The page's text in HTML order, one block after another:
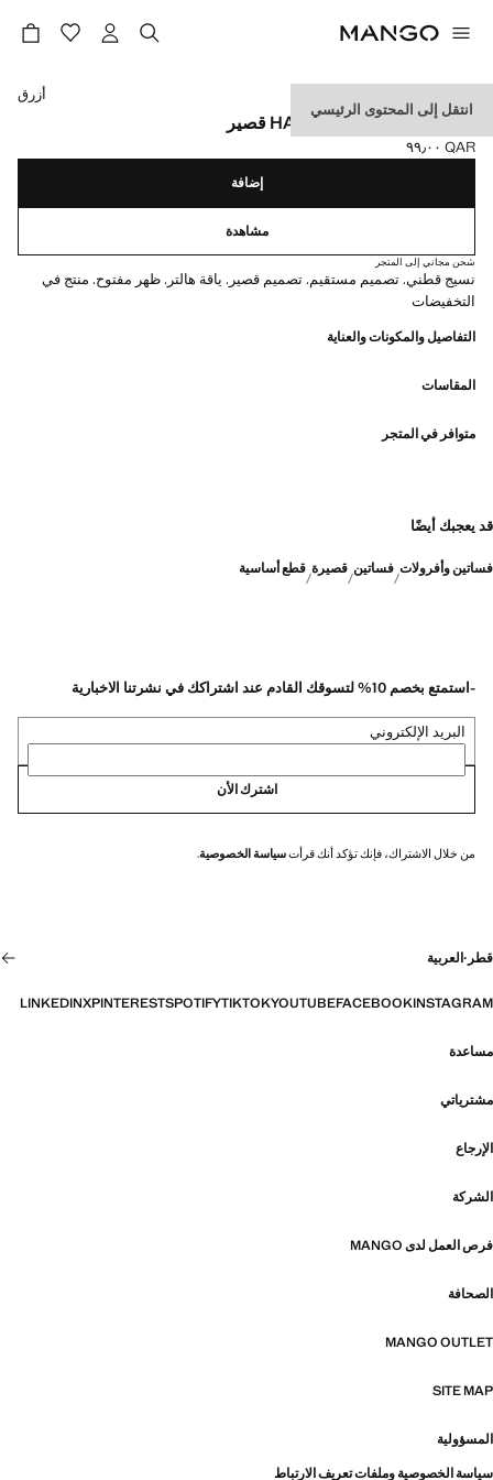
انتقل إلى المحتوى الرئيسي
فستان قصير برقبة HALTER قصير
السعر الحالي [QAR ٩٩٫٠٠ ]
QAR ٩٩٫٠٠
حدد اللون
أزرق
إضافة
مشاهدة
شحن مجاني إلى المتجر
نسيج قطني. تصميم مستقيم. تصميم قصير. ياقة هالتر. ظهر مفتوح. منتج في
التخفيضات
التفاصيل والمكونات والعناية
المقاسات
متوافر في المتجر
قد يعجبك أيضًا
فساتين وأفرولات فساتين قصيرة قطع أساسية
-استمتع بخصم 10% لتسوقك القادم عند اشتراكك في نشرتنا الاخبارية
البريد الإلكتروني
اشترك الأن
من خلال الاشتراك، فإنك تؤكد أنك قرأتسياسة الخصوصية.
قطر ·العربية
INSTAGRAM
FACEBOOK
YOUTUBE
TIKTOK
SPOTIFY
PINTEREST
X
LINKEDIN
مساعدة
مشترياتي
الإرجاع
الشركة
فرص العمل لدى MANGO
الصحافة
MANGO OUTLET
SITE MAP
المسؤولية
سياسة الخصوصية وملفات تعريف الارتباط